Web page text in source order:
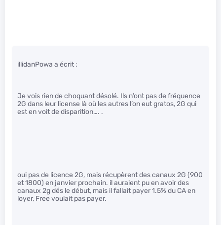
illidanPowa a écrit :
Je vois rien de choquant désolé. Ils n’ont pas de fréquence
2G dans leur license là où les autres l’on eut gratos, 2G qui
est en voit de disparition…. .
oui pas de licence 2G, mais récupèrent des canaux 2G (900
et 1800) en janvier prochain. il auraient pu en avoir des
canaux 2g dés le début, mais il fallait payer 1.5% du CA en
loyer, Free voulait pas payer.